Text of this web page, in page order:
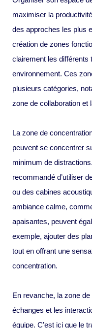
maximiser la
des approches les plus
création de zones
clairement les différents
environnement. Ces
plusieurs catégories,
zone de collaboration et
La zone de
peuvent se concentrer
minimum de
recommandé d’utiliser
ou des cabines
ambiance calme,
apaisantes, peuvent
exemple, ajouter des
tout en offrant une
concentration.
En revanche, la zone
échanges et les
équipe. C’est ici que le